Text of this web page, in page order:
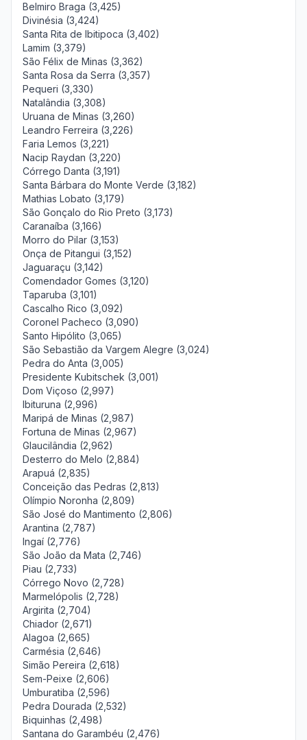
Belmiro Braga (3,425)
Divinésia (3,424)
Santa Rita de Ibitipoca (3,402)
Lamim (3,379)
São Félix de Minas (3,362)
Santa Rosa da Serra (3,357)
Pequeri (3,330)
Natalândia (3,308)
Uruana de Minas (3,260)
Leandro Ferreira (3,226)
Faria Lemos (3,221)
Nacip Raydan (3,220)
Córrego Danta (3,191)
Santa Bárbara do Monte Verde (3,182)
Mathias Lobato (3,179)
São Gonçalo do Rio Preto (3,173)
Caranaíba (3,166)
Morro do Pilar (3,153)
Onça de Pitangui (3,152)
Jaguaraçu (3,142)
Comendador Gomes (3,120)
Taparuba (3,101)
Cascalho Rico (3,092)
Coronel Pacheco (3,090)
Santo Hipólito (3,065)
São Sebastião da Vargem Alegre (3,024)
Pedra do Anta (3,005)
Presidente Kubitschek (3,001)
Dom Viçoso (2,997)
Ibituruna (2,996)
Maripá de Minas (2,987)
Fortuna de Minas (2,967)
Glaucilândia (2,962)
Desterro do Melo (2,884)
Arapuá (2,835)
Conceição das Pedras (2,813)
Olímpio Noronha (2,809)
São José do Mantimento (2,806)
Arantina (2,787)
Ingaí (2,776)
São João da Mata (2,746)
Piau (2,733)
Córrego Novo (2,728)
Marmelópolis (2,728)
Argirita (2,704)
Chiador (2,671)
Alagoa (2,665)
Carmésia (2,646)
Simão Pereira (2,618)
Sem-Peixe (2,606)
Umburatiba (2,596)
Pedra Dourada (2,532)
Biquinhas (2,498)
Santana do Garambéu (2,476)